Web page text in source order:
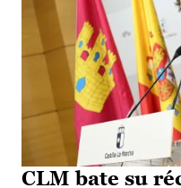
CLM bate su